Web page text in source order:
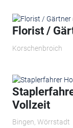
Florist /
Korschenbroich
Vollzeit
Bingen, Wörrstadt